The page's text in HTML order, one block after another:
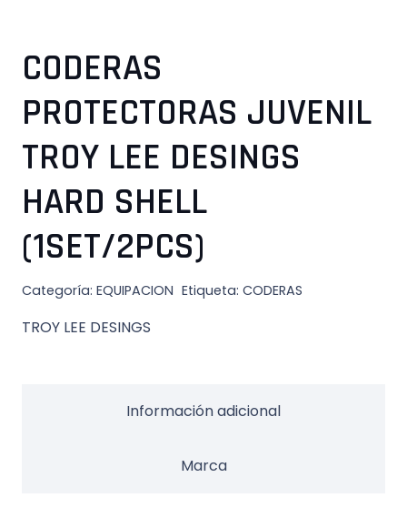
CODERAS
PROTECTORAS JUVENIL
TROY LEE DESINGS
HARD SHELL
(1SET/2PCS)
Categoría: EQUIPACION Etiqueta: CODERAS
TROY LEE DESINGS
Información adicional
Marca